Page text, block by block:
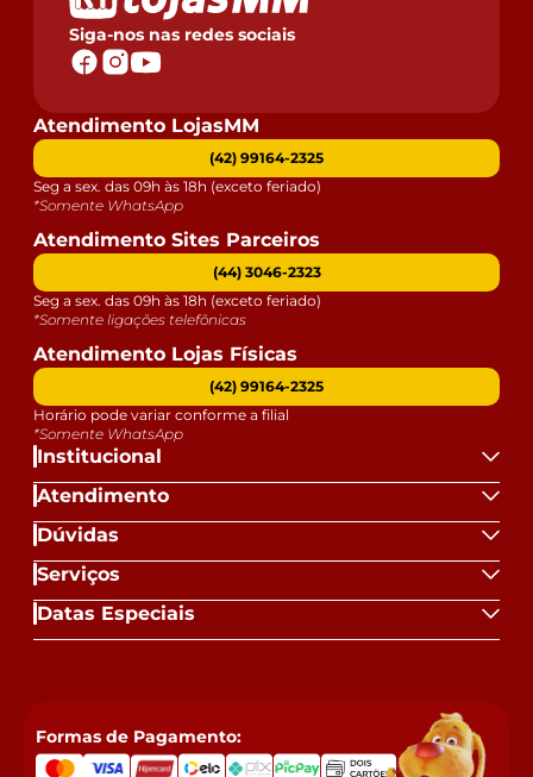
Siga-nos nas redes sociais
Institucional
Atendimento
Dúvidas
Serviços
Datas Especiais
Atendimento LojasMM
(42) 99164-2325
Seg a sex. das 09h às 18h (exceto feriado)
*Somente WhatsApp
Atendimento Sites Parceiros
(44) 3046-2323
Seg a sex. das 09h às 18h (exceto feriado)
*Somente ligações telefônicas
Atendimento Lojas Físicas
(42) 99164-2325
Horário pode variar conforme a filial
*Somente WhatsApp
Formas de Pagamento: